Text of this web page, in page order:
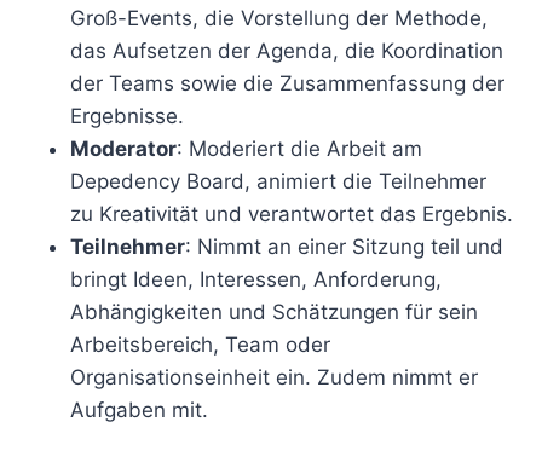
Groß-Events, die Vorstellung der Methode,
das Aufsetzen der Agenda, die Koordination
der Teams sowie die Zusammenfassung der
Ergebnisse.
Moderator: Moderiert die Arbeit am
Depedency Board, animiert die Teilnehmer
zu Kreativität und verantwortet das Ergebnis.
Teilnehmer: Nimmt an einer Sitzung teil und
bringt Ideen, Interessen, Anforderung,
Abhängigkeiten und Schätzungen für sein
Arbeitsbereich, Team oder
Organisationseinheit ein. Zudem nimmt er
Aufgaben mit.